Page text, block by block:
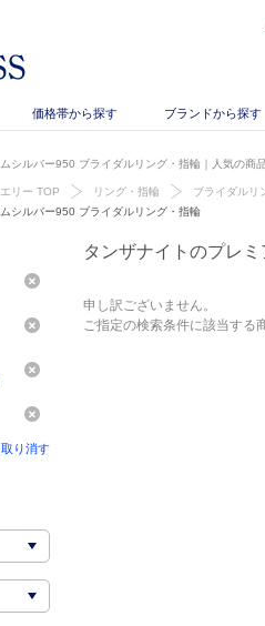
価格帯から探す ブランドから探す
シルバー950 ブライダルリング・指輪｜人気の商
リー TOP リング・指輪 ブライダルリ
シルバー950 ブライダルリング・指輪
タンザナイトのプレ
申し訳ございません。
ご指定の検索条件に該当する
り消す